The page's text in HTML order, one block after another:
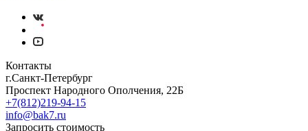
Контакты
г.Санкт-Петербург
Проспект Народного Ополчения, 22Б
+7(812)219-94-15
info@bak7.ru
Запросить стоимость